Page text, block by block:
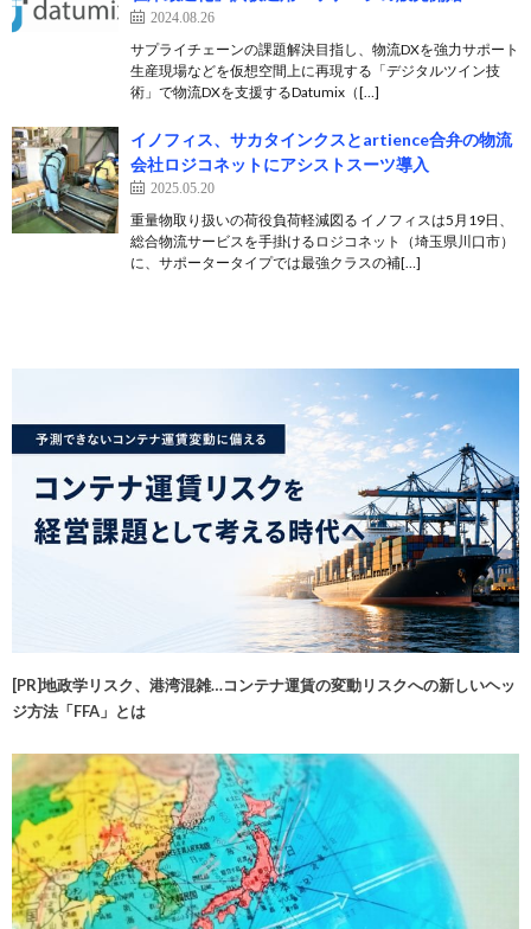
2024.08.26
サプライチェーンの課題解決目指し、物流DXを強力サポート
生産現場などを仮想空間上に再現する「デジタルツイン技
術」で物流DXを支援するDatumix（[…]
イノフィス、サカタインクスとartience合弁の物流
会社ロジコネットにアシストスーツ導入
2025.05.20
重量物取り扱いの荷役負荷軽減図る イノフィスは5月19日、
総合物流サービスを手掛けるロジコネット（埼玉県川口市）
に、サポータータイプでは最強クラスの補[…]
[PR]地政学リスク、港湾混雑…コンテナ運賃の変動リスクへの新しいヘッ
ジ方法「FFA」とは